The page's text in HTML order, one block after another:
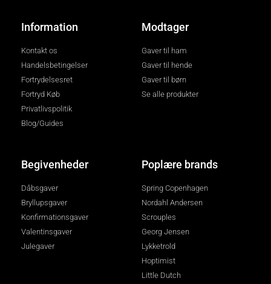
Information
Kontakt os
Handelsbetingelser
Fortrydelsesret
Fortryd Køb
Privatlivspolitik
Blog/Guides
Modtager
Gaver til ham
Gaver til hende
Gaver til børn
Se alle produkter
Begivenheder
Dåbsgaver
Bryllupsgaver
Konfirmationsgaver
Valentinsgaver
Julegaver
Poplære brands
Spring Copenhagen
Nordahl Andersen
Scrouples
Georg Jensen
Lykketrold
Hoptimist
Little Dutch